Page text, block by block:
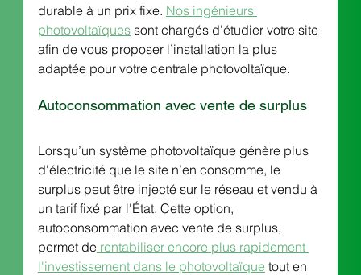
durable à un prix fixe. Nos ingénieurs
photovoltaïques sont chargés d’étudier votre site
afin de vous proposer l’installation la plus
adaptée pour votre centrale photovoltaïque.
Autoconsommation avec vente de surplus
Lorsqu’un système photovoltaïque génère plus
d'électricité que le site n’en consomme, le
surplus peut être injecté sur le réseau et vendu à
un tarif fixé par l'État. Cette option,
autoconsommation avec vente de surplus,
permet de rentabiliser encore plus rapidement
l'investissement dans le photovoltaïque tout en